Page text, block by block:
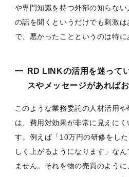
や専門知識を持つ外部の知らな
の話を聞くというだけでも刺激
で、悪かったことというのは特に
RD LINKの活用を迷って
スやメッセージがあれば
このような業務委託の人材活用
は、費用対効果が非常に見えに
す。例えば「10万円の研修をし
しく上がるようになります」な
ません。それを物の売買のよう